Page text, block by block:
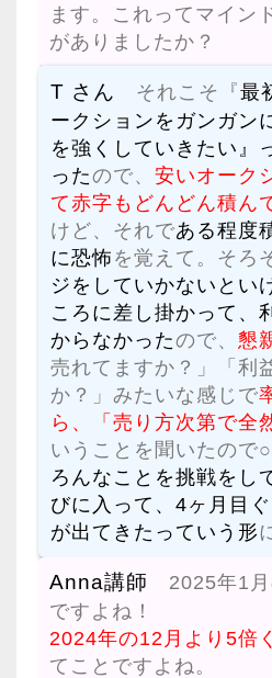
ます。これってマイン
がありましたか？
T さん それこそ『最
ークションをガンガン
を強くしていきたい』
ったので、 安いオーク
て赤字もどんどん積ん
けど、それである程度
に恐怖を覚えて。そろ
ジをしていかないとい
ころに差し掛かって、
からなかったので、 懇
売れてますか？」「利
か？」みたいな感じで
ら、「売り方次第で全
いうことを聞いたので
ろんなことを挑戦をし
びに入って、4ヶ月目
が出てきたっていう形
Anna講師 2025年1月
ですよね！
2024年の12月より5倍
てことですよね。